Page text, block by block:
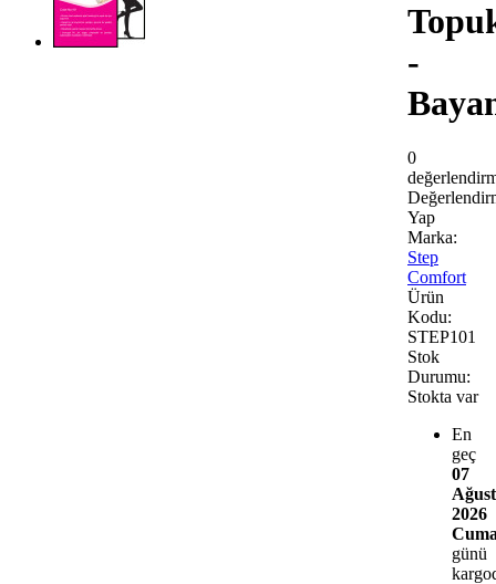
-
0
Yap
Marka:
Step
Comfort
Ürün
Kodu:
STEP101
Stok
Durumu:
Stokta var
En
geç
07
2026
günü